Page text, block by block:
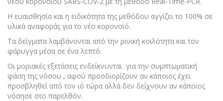
Η ευαισθησία και η ειδικότητα της μεθόδου αγγίζει το 100% σε
υλικά αναφοράς για το νέο κορονοϊό.
Τα δείγματα λαμβάνονται από την ρινική κοιλότητα και τον
φάρυγγα μέσα σε ένα λεπτό.
Οι μοριακές εξετάσεις ενδείκνυνται για την συμπτωματική
φάση της νόσου , αφού προσδιορίζουν αν κάποιος έχει
προσβληθεί από τον ιό τώρα αλλά δεν δείχνουν αν κάποιος
νόσησε στο παρελθόν.